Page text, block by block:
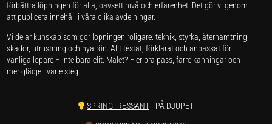
förbättra löpningen för alla, oavsett nivå och erfarenhet. Det gör vi genom
att publicera innehåll i våra olika avdelningar.
Vi delar kunskap som gör löpningen roligare: teknik, styrka, återhämtning,
skador, utrustning och nya rön. Allt testat, förklarat och anpassat för
vanliga löpare – inte bara elit. Målet? Fler bra pass, färre känningar och
mer glädje i varje steg.
SPRINGTRESSANT- PÅ DJUPET